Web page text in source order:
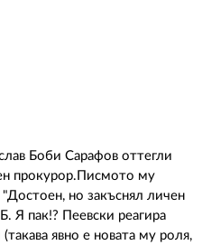
Боби Сарафов оттегли
прокурор.Писмото му
но закъснял личен
Я пак!? Пеевски реагира
явно е новата му роля,